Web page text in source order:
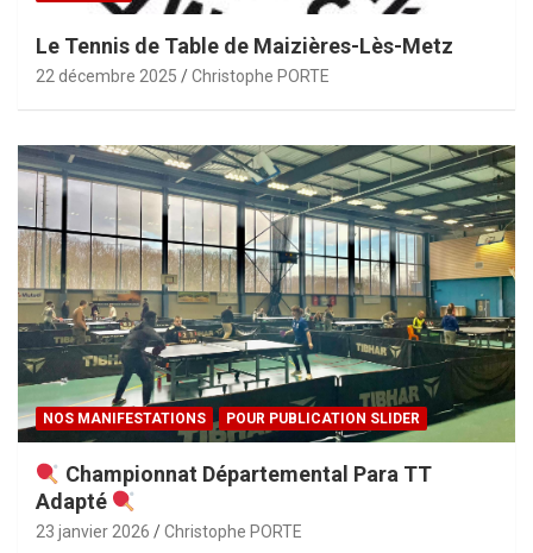
Le Tennis de Table de Maizières-Lès-Metz
22 décembre 2025 Christophe PORTE
NOS MANIFESTATIONS POUR PUBLICATION SLIDER
Championnat Départemental Para TT
Adapté
23 janvier 2026 Christophe PORTE